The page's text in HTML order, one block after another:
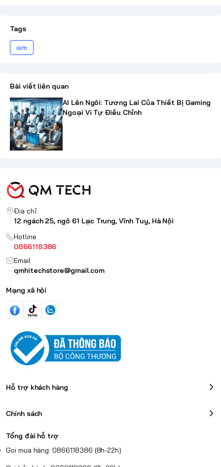
Tags
iem
Bài viết liên quan
AI Lên Ngôi: Tương Lai Của Thiết Bị Gaming
Ngoại Vi Tự Điều Chỉnh
Địa chỉ
12 ngách 25, ngõ 61 Lạc Trung, Vĩnh Tuy, Hà Nội
Hotline
0866118386
Email
qmhitechstore@gmail.com
Mạng xã hội
Hỗ trợ khách hàng
Chính sách
Tổng đài hỗ trợ
Gọi mua hàng: 0866118386 (8h-22h)